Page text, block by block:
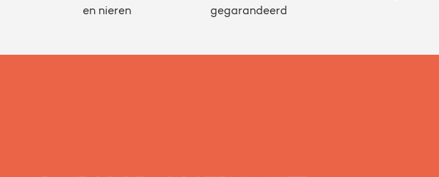
en nieren
gegarandeerd